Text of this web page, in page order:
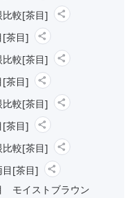
較[茶目]
茶目]
較[茶目]
茶目]
較[茶目]
茶目]
較[茶目]
[茶目]
モイストブラウン